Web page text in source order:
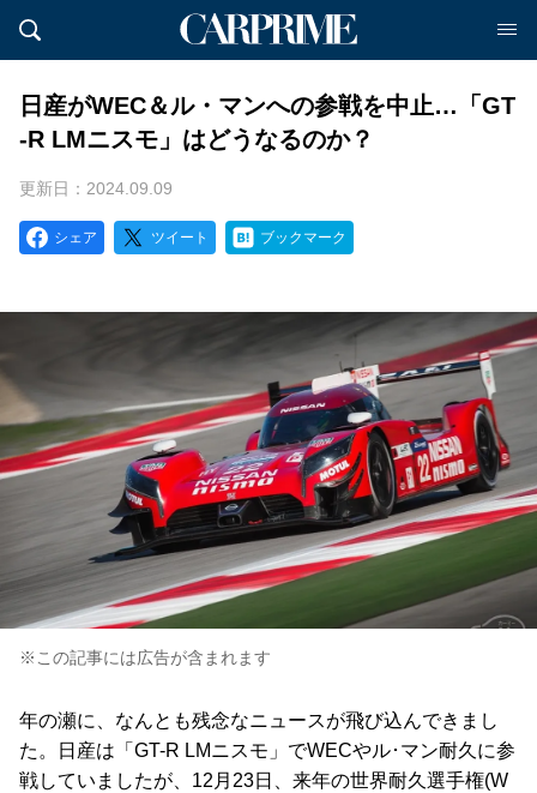
日産がWEC＆ル・マンへの参戦を中止…「GT
-R LMニスモ」はどうなるのか？
更新日：2024.09.09
シェア ツイート ブックマーク
※この記事には広告が含まれます
年の瀬に、なんとも残念なニュースが飛び込んできまし
た。日産は「GT-R LMニスモ」でWECやル･マン耐久に参
戦していましたが、12月23日、来年の世界耐久選手権(W